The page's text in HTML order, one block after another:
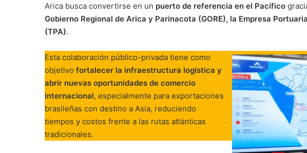
Arica busca convertirse en un puerto de referencia en el Pacífico
Gobierno Regional de Arica y Parinacota (GORE), la Empresa
(TPA).
Esta colaboración público-privada tiene como
objetivo fortalecer la infraestructura logística y
abrir nuevas oportunidades de comercio
internacional, especialmente para exportaciones
brasileñas con destino a Asia, reduciendo
tiempos y costos frente a las rutas atlánticas
tradicionales.